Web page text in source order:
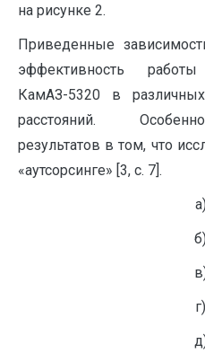
на рисунке 2.
Приведенные
эффективность
КамАЗ-5320 в
расстояний.
результатов в том, что
«аутсорсинге» [3, с. 7].
г)